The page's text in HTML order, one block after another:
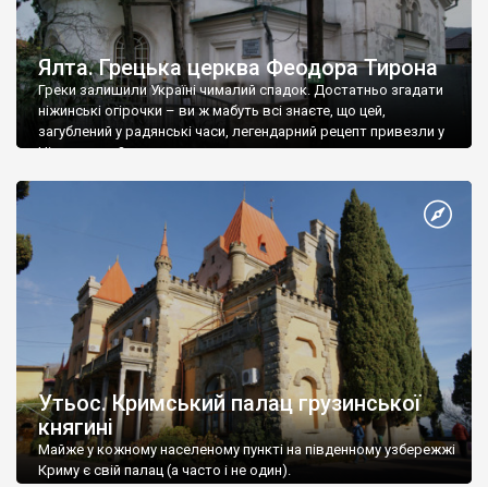
Ялта. Грецька церква Феодора Тирона
Греки залишили Україні чималий спадок. Достатньо згадати
ніжинські огірочки – ви ж мабуть всі знаєте, що цей,
загублений у радянські часи, легендарний рецепт привезли у
Ніжин греки?
Утьос. Кримський палац грузинської
княгині
Майже у кожному населеному пункті на південному узбережжі
Криму є свій палац (а часто і не один).